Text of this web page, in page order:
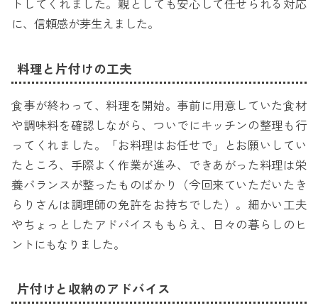
トしてくれました。親としても安心して任せられる対応
に、信頼感が芽生えました。
料理と片付けの工夫
食事が終わって、料理を開始。事前に用意していた食材
や調味料を確認しながら、ついでにキッチンの整理も行
ってくれました。「お料理はお任せで」とお願いしてい
たところ、手際よく作業が進み、できあがった料理は栄
養バランスが整ったものばかり（今回来ていただいたき
らりさんは調理師の免許をお持ちでした）。細かい工夫
やちょっとしたアドバイスももらえ、日々の暮らしのヒ
ントにもなりました。
片付けと収納のアドバイス